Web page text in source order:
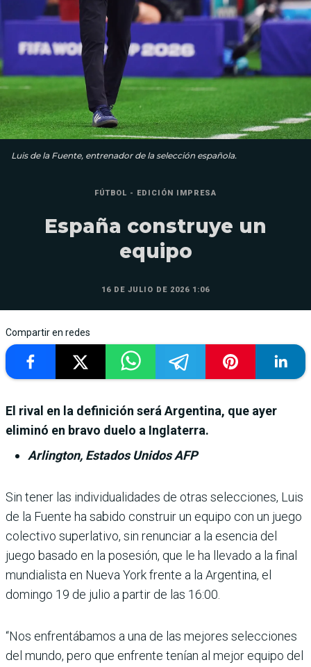
Luis de la Fuente, entrenador de la selección española.
FÚTBOL - EDICIÓN IMPRESA
España construye un
equipo
16 DE JULIO DE 2026 1:06
Compartir en redes
El rival en la definición será Argentina, que ayer
eliminó en bravo duelo a Inglaterra.
Arlington, Estados Unidos AFP
Sin tener las indivi­dualidades de otras selecciones, Luis
de la Fuente ha sabido cons­truir un equipo con un juego
colectivo superlativo, sin renunciar a la esencia del
juego basado en la pose­sión, que le ha llevado a la final
mundialista en Nueva York frente a la Argentina, el
domingo 19 de julio a partir de las 16:00.
“Nos enfrentábamos a una de las mejores seleccio­nes
del mundo, pero que enfrente tenían al mejor equipo del